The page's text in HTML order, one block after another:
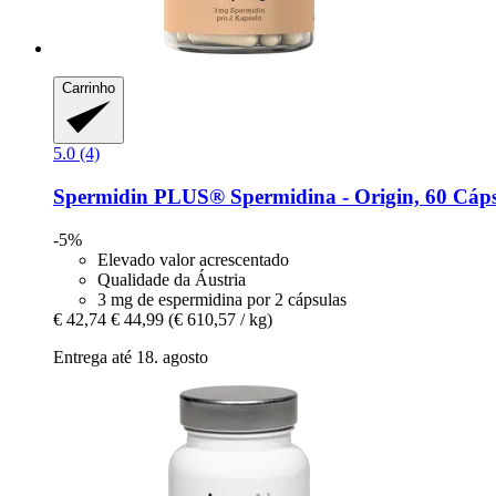
Carrinho
5.0 (4)
Spermidin PLUS® Spermidina -​ Origin, 60
-5%
Elevado valor acrescentado
Qualidade da Áustria
3 mg de espermidina por 2 cápsulas
€ 42,74 € 44,99 (€ 610,57 / kg)
Entrega até 18. agosto